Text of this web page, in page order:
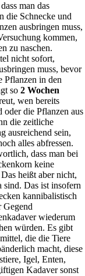
man das
die Schnecke und
ausbringen muss,
kommen,
zu naschen.
nicht sofort,
muss, bevor
Pflanzen in den
so 2 Wochen
wen bereits
oder die Pflanzen aus
die zeitliche
ausreichend sein,
alles abfressen.
dass man bei
keine
heißt aber nicht,
sind. Das ist insofern
kannibalistisch
Gegend
wiederum
würden. Es gibt
die die Tiere
macht, diese
Igel, Enten,
Kadaver sonst